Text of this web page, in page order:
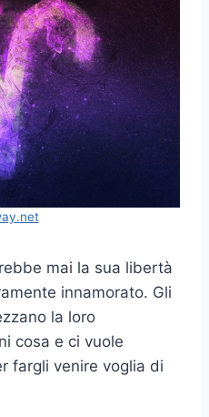
mai la sua libertà
innamorato. Gli
la loro
cosa e ci vuole
fargli venire voglia di